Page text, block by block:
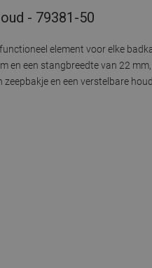
- 79381-50
element voor elke
een stangbreedte van 22
en een verstelbare